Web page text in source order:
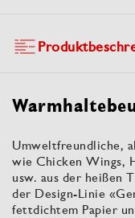
Umweltfreundliche,
wie Chicken Wings,
usw. aus der heißen
der Design-Linie
fettdichtem Papier